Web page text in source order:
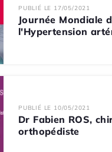
PUBLIÉ LE 17/05/2021
Journée Mondiale
l'Hypertension
PUBLIÉ LE 10/05/2021
Dr Fabien ROS,
orthopédiste